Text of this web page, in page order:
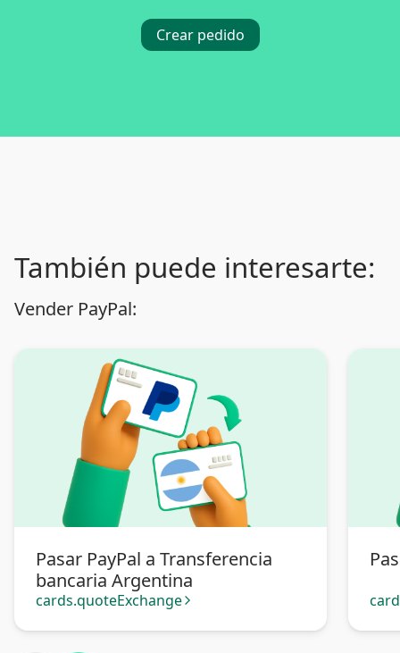
Crear pedido
También puede interesarte:
Vender PayPal:
Pasar PayPal a Transferencia
bancaria Argentina
cards.quoteExchange arrow_forward_ios